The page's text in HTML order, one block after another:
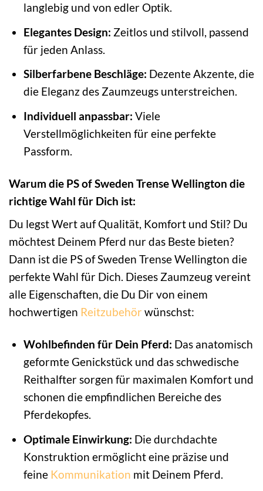
langlebig und von edler Optik.
Elegantes Design: Zeitlos und stilvoll, passend
für jeden Anlass.
Silberfarbene Beschläge: Dezente Akzente, die
die Eleganz des Zaumzeugs unterstreichen.
Individuell anpassbar: Viele
Verstellmöglichkeiten für eine perfekte
Passform.
Warum die PS of Sweden Trense Wellington die
richtige Wahl für Dich ist:
Du legst Wert auf Qualität, Komfort und Stil? Du
möchtest Deinem Pferd nur das Beste bieten?
Dann ist die PS of Sweden Trense Wellington die
perfekte Wahl für Dich. Dieses Zaumzeug vereint
alle Eigenschaften, die Du Dir von einem
hochwertigen Reitzubehör wünschst:
Wohlbefinden für Dein Pferd: Das anatomisch
geformte Genickstück und das schwedische
Reithalfter sorgen für maximalen Komfort und
schonen die empfindlichen Bereiche des
Pferdekopfes.
Optimale Einwirkung: Die durchdachte
Konstruktion ermöglicht eine präzise und
feine Kommunikation mit Deinem Pferd.